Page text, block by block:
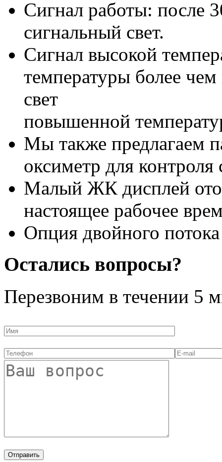
Сигнал работы: после
сигнальный свет.
Сигнал высокой
температуры более
свет
повышенной
Мы также предлагаем
оксиметр для контроля
Малый ЖК дисплей
настоящее рабочее
Опция двойного
Остались вопросы?
Перезвоним в течении 5